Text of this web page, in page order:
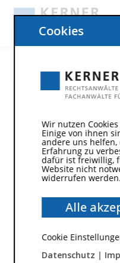
Unwirksame
ohne Arbeit?
Cookies
Wir nutzen
Einige von ihnen
andere uns
Erfahrung zu
dafür ist freiwillig,
Website nicht
widerrufen
Alle
Cookie
Datenschutz|